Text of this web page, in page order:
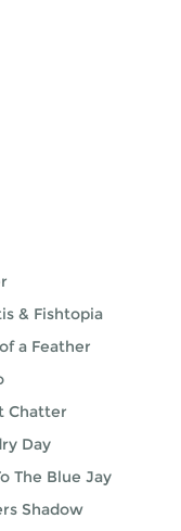
& Fishtopia
a Feather
Chatter
Day
The Blue Jay
Shadow